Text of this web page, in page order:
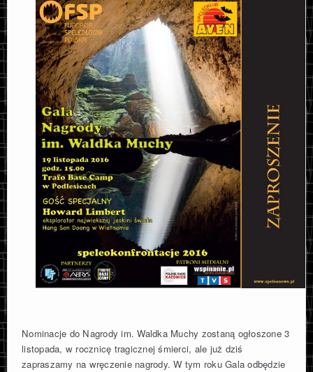
Nominacje do Nagrody im. Waldka Muchy zostaną ogłoszone 3
listopada, w rocznicę tragicznej śmierci, ale już dziś
zapraszamy na wręczenie nagrody. W tym roku Gala odbędzie